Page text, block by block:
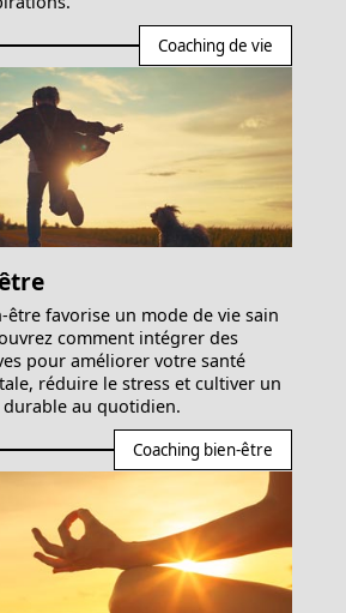
Coaching de vie
être favorise un mode de vie sain
comment intégrer des
pour améliorer votre santé
réduire le stress et cultiver un
au quotidien.
Coaching bien-être